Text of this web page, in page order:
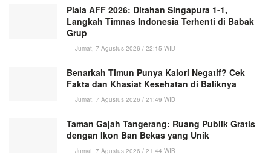
Piala AFF 2026: Ditahan Singapura 1-1,
Langkah Timnas Indonesia Terhenti di Babak
Grup
Jumat, 7 Agustus 2026 / 22:15 WIB
Benarkah Timun Punya Kalori Negatif? Cek
Fakta dan Khasiat Kesehatan di Baliknya
Jumat, 7 Agustus 2026 / 21:49 WIB
Taman Gajah Tangerang: Ruang Publik Gratis
dengan Ikon Ban Bekas yang Unik
Jumat, 7 Agustus 2026 / 21:44 WIB